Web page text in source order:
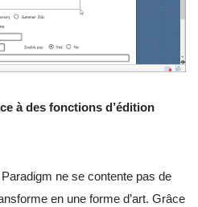
à des fonctions d’édition
ne se contente pas de
en une forme d’art. Grâce